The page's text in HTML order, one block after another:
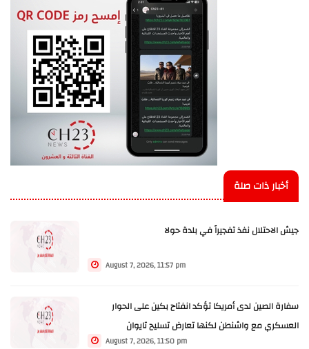
أخبار ذات صلة
جيش الاحتلال نفذ تفجيراً في بلدة حولا
August 7, 2026, 11:57 pm
سفارة الصين لدى أمريكا تؤكد انفتاح بكين على الحوار
العسكري مع واشنطن لكنها تعارض تسليح تايوان
August 7, 2026, 11:50 pm